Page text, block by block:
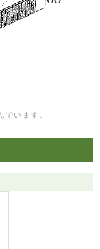
います。